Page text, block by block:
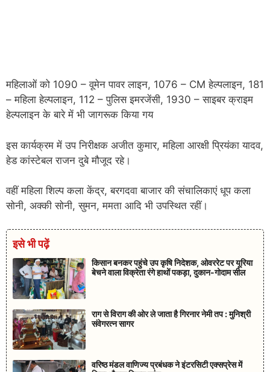
महिलाओं को 1090 – वूमेन पावर लाइन, 1076 – CM हेल्पलाइन, 181
– महिला हेल्पलाइन, 112 – पुलिस इमरजेंसी, 1930 – साइबर क्राइम
हेल्पलाइन के बारे में भी जागरूक किया गय
इस कार्यक्रम में उप निरीक्षक अजीत कुमार, महिला आरक्षी प्रियंका यादव,
हेड कांस्टेबल राजन दुबे मौजूद रहे।
वहीं महिला शिल्प कला केंद्र, बरगदवा बाजार की संचालिकाएं धूप कला
सोनी, अक्की सोनी, सुमन, ममता आदि भी उपस्थित रहीं।
इसे भी पढ़ें
किसान बनकर पहुंचे उप कृषि निदेशक, ओवररेट पर यूरिया
बेचने वाला विक्रेता रंगे हाथों पकड़ा, दुकान-गोदाम सील
राग से विराग की ओर ले जाता है गिरनार नेमी तप : मुनिश्री
संवेगरत्न सागर
वरिष्ठ मंडल वाणिज्य प्रबंधक ने इंटरसिटी एक्सप्रेस में